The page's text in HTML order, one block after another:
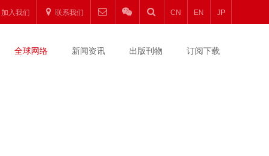
加入我们 联系我们 CN EN JP
全球网络 新闻资讯 出版刊物 订阅下载